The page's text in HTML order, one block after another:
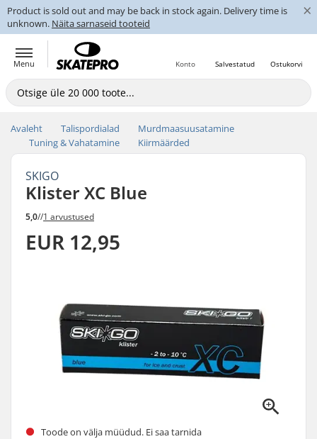
Product is sold out and may be back in stock again. Delivery time is
unknown. Näita sarnaseid tooteid
×
Menu Ostukorvi
Salvestatud
Konto
Avaleht Talispordialad
Murdmaasuusatamine
Tuning & Vahatamine
Kiirmäärded
SKIGO
Klister XC Blue
5,0//1 arvustused
EUR 12,95
Toode on välja müüdud. Ei saa tarnida